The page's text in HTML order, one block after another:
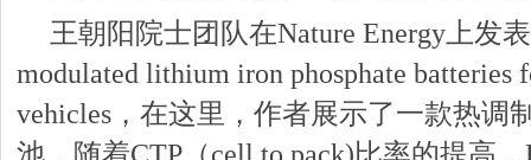
王朝阳院士团队在Nature Energy上发
modulated lithium iron phosphate batteries
vehicles，在这里，作者展示了一款热调
池，随着CTP（cell to pack)比率的提高